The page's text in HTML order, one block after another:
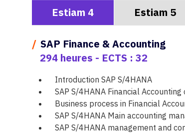
Estiam 4 Estiam 5
/ SAP Finance & Accounting
294 heures - ECTS : 32
Introduction SAP S/4HANA
SAP S/4HANA Financial Accounting
Business process in Financial
SAP S/4HANA Main accounting
SAP S/4HANA management and